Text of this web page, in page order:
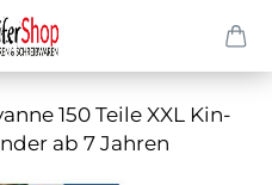
150 Teile XXL Kin­
ab 7 Jah­ren